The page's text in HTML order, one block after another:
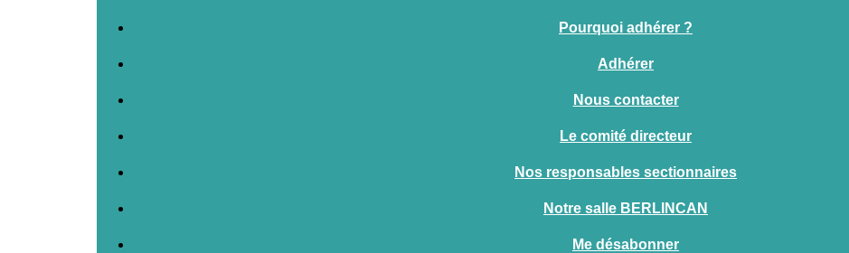
Pourquoi adhérer ?
Adhérer
Nous contacter
Le comité directeur
Nos responsables sectionnaires
Notre salle BERLINCAN
Me désabonner